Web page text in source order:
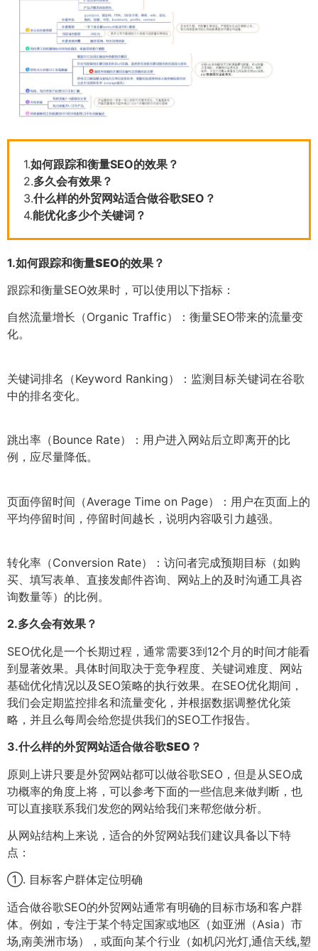
1.如何跟踪和衡量SEO的效果？
2.多久会有效果？
3.什么样的外贸网站适合做谷歌SEO？
4.能优化多少个关键词？
1.如何跟踪和衡量SEO的效果？
跟踪和衡量SEO效果时，可以使用以下指标：
自然流量增长（Organic Traffic）：衡量SEO带来的流量变
化。
关键词排名（Keyword Ranking）：监测目标关键词在谷歌
中的排名变化。
跳出率（Bounce Rate）：用户进入网站后立即离开的比
例，应尽量降低。
页面停留时间（Average Time on Page）：用户在页面上的
平均停留时间，停留时间越长，说明内容吸引力越强。
转化率（Conversion Rate）：访问者完成预期目标（如购
买、填写表单、直接发邮件咨询、网站上的及时沟通工具咨
询数量等）的比例。
2.多久会有效果？
SEO优化是一个长期过程，通常需要3到12个月的时间才能看
到显著效果。具体时间取决于竞争程度、关键词难度、网站
基础优化情况以及SEO策略的执行效果。在SEO优化期间，
我们会定期监控排名和流量变化，并根据数据调整优化策
略，并且么每周会给您提供我们的SEO工作报告。
3.什么样的外贸网站适合做谷歌SEO？
原则上讲只要是外贸网站都可以做谷歌SEO，但是从SEO成
功概率的角度上将，可以参考下面的一些信息来做判断，也
可以直接联系我们发您的网站给我们来帮您做分析。
从网站结构上来说，适合的外贸网站我们建议具备以下特
点：
①. 目标客户群体定位明确
适合做谷歌SEO的外贸网站通常有明确的目标市场和客户群
体。例如，专注于某个特定国家或地区（如亚洲（Asia）市
场,南美洲市场），或面向某个行业（如机闪光灯,通信天线,塑